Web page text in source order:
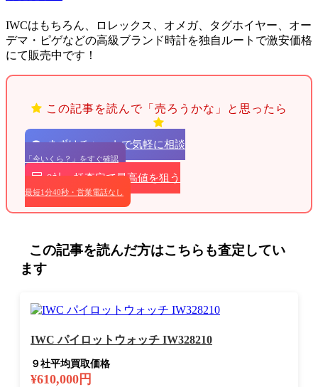
IWCはもちろん、ロレックス、オメガ、タグホイヤー、オー
デマ・ピゲなどの高級ブランド時計を独自ルートで激安価格
にて販売中です！
この記事を読んで「売ろうかな」と思ったら
まずはチャットで気軽に相談
「今いくら？」をすぐ確認
9社一括査定で最高値を狙う
最短1分40秒・営業電話なし
この記事を読んだ方はこちらも査定してい
ます
IWC パイロットウォッチ IW328210
９社平均買取価格
¥610,000円